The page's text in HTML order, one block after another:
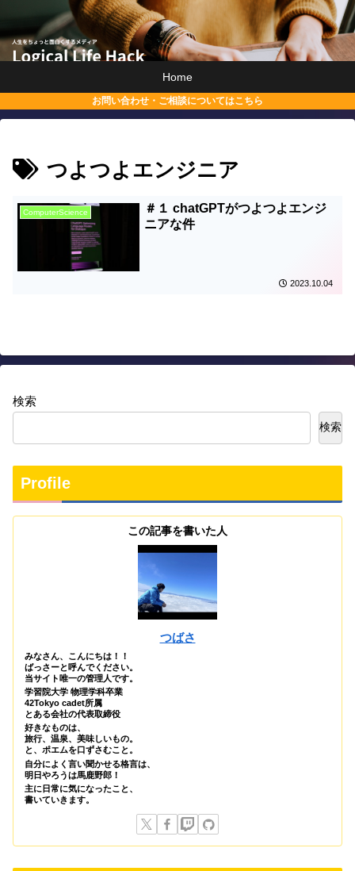
Home
お問い合わせ・ご相談についてはこちら
つよつよエンジニア
ComputerScience
＃１ chatGPTがつよつよエンジ
ニアな件
2023.10.04
検索
検索
Profile
この記事を書いた人
つばさ
みなさん、こんにちは！！
ばっさーと呼んでください。
当サイト唯一の管理人です。
学習院大学 物理学科卒業
42Tokyo cadet所属
とある会社の代表取締役
好きなものは、
旅行、温泉、美味しいもの。
と、ポエムを口ずさむこと。
自分によく言い聞かせる格言は、
明日やろうは馬鹿野郎！
主に日常に気になったこと、
書いていきます。